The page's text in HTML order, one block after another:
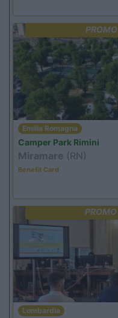
PROMO
Emilia Romagna
Camper Park Rimini
Miramare (RN)
Benefit Card
PROMO
Lombardia